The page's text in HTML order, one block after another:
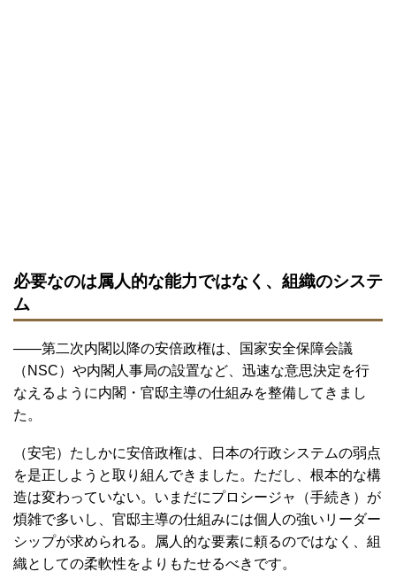
必要なのは属人的な能力ではなく、組織のシステ
ム
――第二次内閣以降の安倍政権は、国家安全保障会議
（NSC）や内閣人事局の設置など、迅速な意思決定を行
なえるように内閣・官邸主導の仕組みを整備してきまし
た。
（安宅）たしかに安倍政権は、日本の行政システムの弱点
を是正しようと取り組んできました。ただし、根本的な構
造は変わっていない。いまだにプロシージャ（手続き）が
煩雑で多いし、官邸主導の仕組みには個人の強いリーダー
シップが求められる。属人的な要素に頼るのではなく、組
織としての柔軟性をよりもたせるべきです。